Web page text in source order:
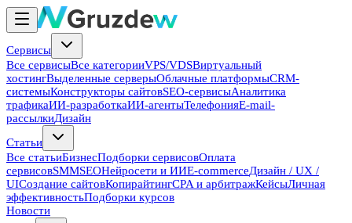
Сервисы
Все сервисыВсе категорииVPS/VDSВиртуальный
хостингВыделенные серверыОблачные платформыCRM-
системыКонструкторы сайтовSEO-сервисыАналитика
трафикаИИ-разработкаИИ-агентыТелефонияE-mail-
рассылкиДизайн
Статьи
Все статьиБизнесПодборки сервисовОплата
сервисовSMMSEOНейросети и ИИE-commerceДизайн / UX /
UIСоздание сайтовКопирайтингCPA и арбитражКейсыЛичная
эффективностьПодборки курсов
Новости